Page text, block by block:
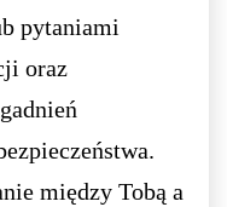
pytaniami
oraz
między Tobą a